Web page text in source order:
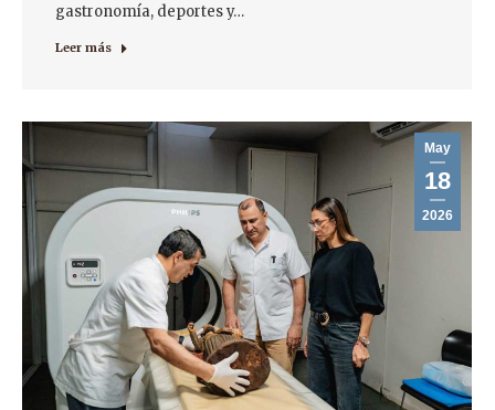
gastronomía, deportes y…
Leer más
May
18
2026